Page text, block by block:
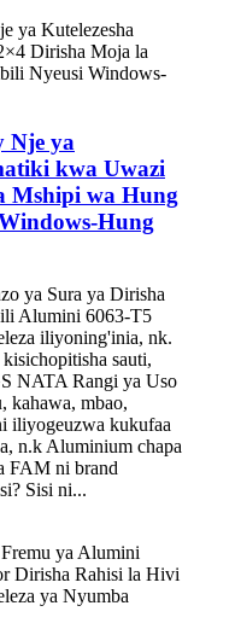
Nje ya
kwa Uwazi
Mshipi wa Hung
Hung
ya Sura ya Dirisha
Alumini 6063-T5
iliyoning'inia, nk.
sauti,
NATA Rangi ya Uso
kahawa, mbao,
iliyogeuzwa kukufaa
n.k Aluminium chapa
FAM ni brand
Sisi ni...